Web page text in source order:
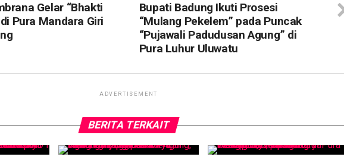
Bupati Badung Ikuti Prosesi
“Mulang Pekelem” pada Puncak
“Pujawali Padudusan Agung” di
Pura Luhur Uluwatu
Gelar “Bhakti
Pura Mandara Giri
ADVERTISEMENT
BERITA TERKAIT